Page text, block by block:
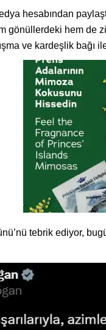
hesabından
gönüllerdeki hem
ve kardeşlik bağı ile
tebrik ediyor,